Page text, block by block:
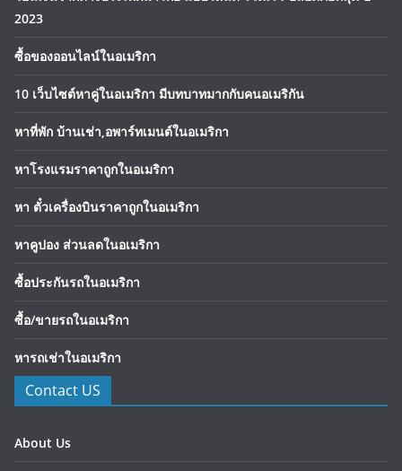
2023
ซื้อของออนไลน์ในอเมริกา
10 เว็บไซต์หาคู่ในอเมริกา มีบทบาทมากกับคนอเมริกัน
หาที่พัก บ้านเช่า,อพาร์ทเมนต์ในอเมริกา
หาโรงแรมราคาถูกในอเมริกา
หา ตั๋วเครื่องบินราคาถูกในอเมริกา
หาคูปอง ส่วนลดในอเมริกา
ซื้อประกันรถในอเมริกา
ซื้อ/ขายรถในอเมริกา
หารถเช่าในอเมริกา
Contact US
About Us